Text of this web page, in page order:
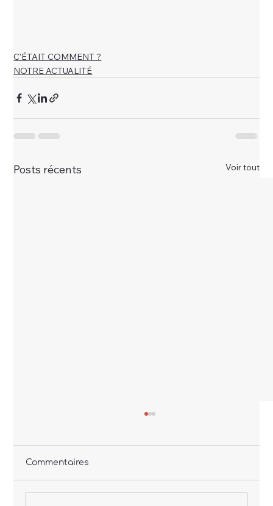
C'ÉTAIT COMMENT ?
NOTRE ACTUALITÉ
Posts récents Voir tout
Commentaires